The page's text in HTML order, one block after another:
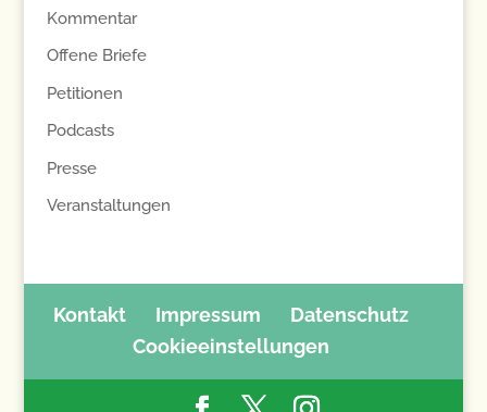
Kommentar
Offene Briefe
Petitionen
Podcasts
Presse
Veranstaltungen
Kontakt Impressum
Datenschutz
Cookieeinstellungen